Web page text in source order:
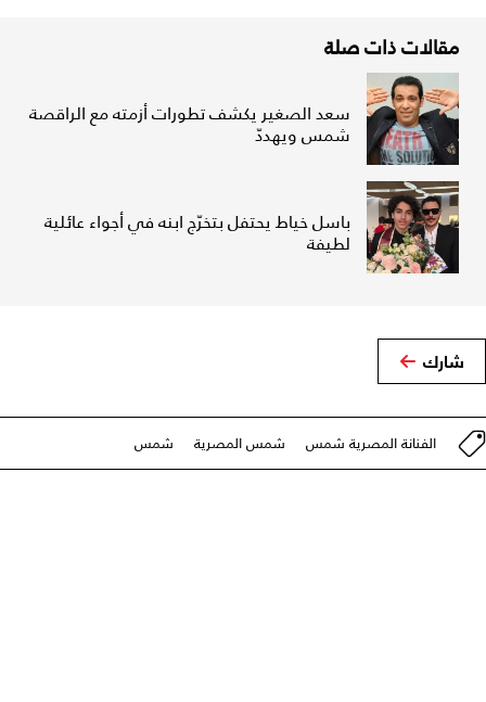
مقالات ذات صلة
سعد الصغير يكشف تطورات أزمته مع الراقصة
شمس ويهددّ
باسل خياط يحتفل بتخرّج ابنه في أجواء عائلية
لطيفة
شارك
الفنانة المصرية شمس شمس المصرية شمس